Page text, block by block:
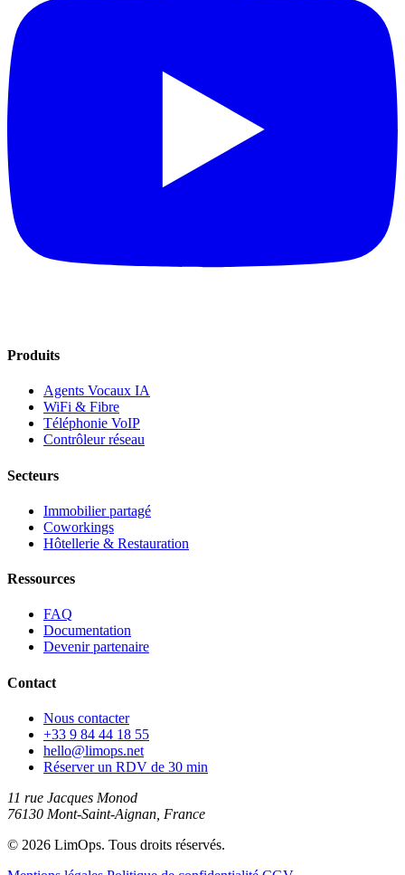
Produits
Agents Vocaux IA
WiFi & Fibre
Téléphonie VoIP
Contrôleur réseau
Secteurs
Immobilier partagé
Coworkings
Hôtellerie & Restauration
Ressources
FAQ
Documentation
Devenir partenaire
Contact
Nous contacter
+33 9 84 44 18 55
hello@limops.net
Réserver un RDV de 30 min
11 rue Jacques Monod
76130 Mont-Saint-Aignan, France
© 2026 LimOps. Tous droits réservés.